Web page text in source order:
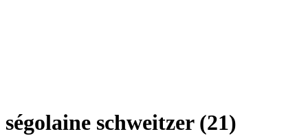
ségolaine schweitzer (21)